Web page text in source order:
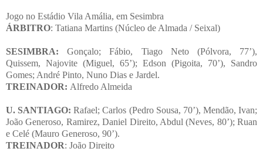
Jogo no Estádio Vila Amália, em Sesimbra
ÁRBITRO: Tatiana Martins (Núcleo de Almada / Seixal)
SESIMBRA:
Gonçalo; Fábio, Tiago Neto (Pólvora, 77’),
Quissem, Najovite (Miguel, 65’); Edson (Pigoita, 70’), Sandro
Gomes; André Pinto, Nuno Dias e Jardel.
TREINADOR: Alfredo Almeida
U. SANTIAGO: Rafael; Carlos (Pedro Sousa, 70’), Mendão, Ivan;
João Generoso, Ramirez, Daniel Direito, Abdul (Neves, 80’); Ruan
e Celé (Mauro Generoso, 90’).
TREINADOR: João Direito